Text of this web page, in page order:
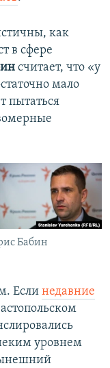
как
в сфере
считает, что «у
мало
пытаться
Бабин
Если недавние
уровнем